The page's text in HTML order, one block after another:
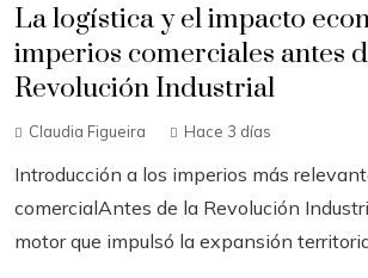
La logística y el impacto
imperios comerciales antes
Revolución Industrial
Claudia Figueira Hace 3 días
Introducción a los imperios más
comercialAntes de la Revolución
motor que impulsó la expansión